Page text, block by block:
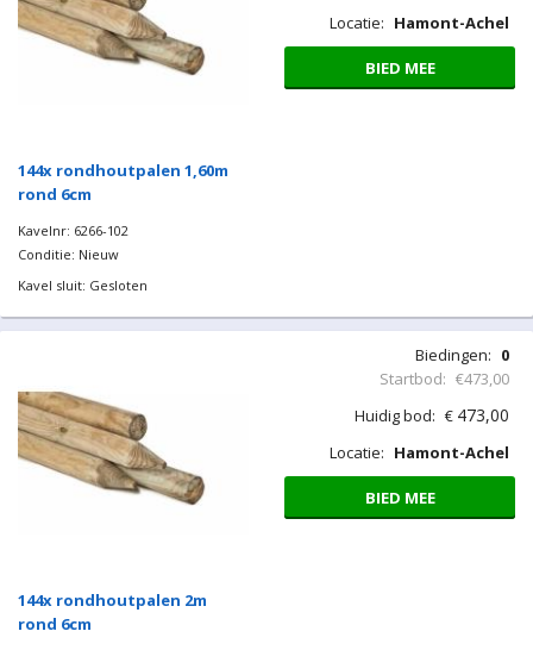
144x rondhoutpalen 1,60m
rond 6cm
Kavelnr: 6266-102
Conditie: Nieuw
Kavel sluit: Gesloten
Locatie: Hamont-Achel
BIED MEE
144x rondhoutpalen 2m
rond 6cm
Biedingen: 0
Startbod: €473,00
Huidig bod: € 473,00
Locatie: Hamont-Achel
BIED MEE